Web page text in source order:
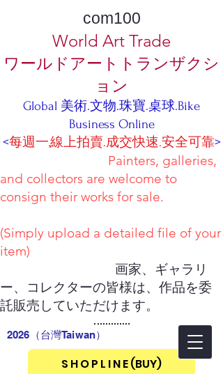
2026（台灣Taiwan）
S H O P L I N E (BUY)
com100
World Art Trade
ワールドアートトランザクシ
ョン
Global 美術.文物.珠寶.桌球.Bike
Business Online
<每週一,線上拍賣.成交快速.安全可靠>
Painters, galleries,
and collectors are welcome to
consign their works for sale.
(Simply upload a detailed file of your
item)
画家、ギャラリ
ー、コレクターの皆様は、作品を委
託販売していただけます。